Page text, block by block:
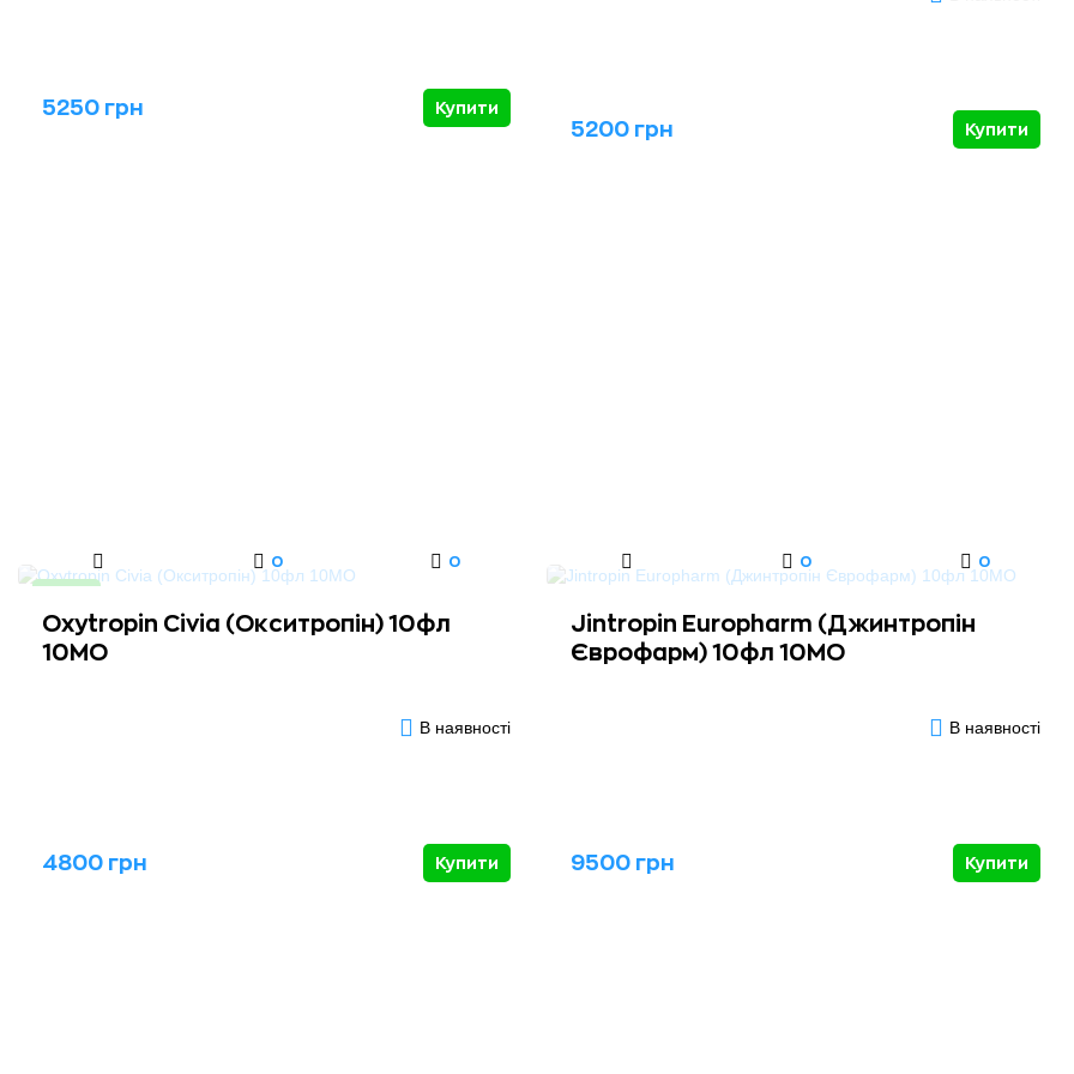
5250 грн Купити
5200 грн Купити
Новинка
0 0
Oxytropin Civia (Окситропін) 10фл
10МО
В наявності
4800 грн Купити
0 0
Jintropin Europharm (Джинтропін
Єврофарм) 10фл 10MО
В наявності
9500 грн Купити